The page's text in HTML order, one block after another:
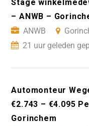
Stage
– ANWB –
ANWB
21 uur geleden
Automonteur
€2.743 – €4.095
Gorinchem